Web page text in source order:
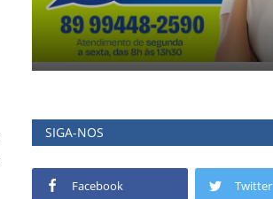
SIGA-NOS
Facebook Twitter